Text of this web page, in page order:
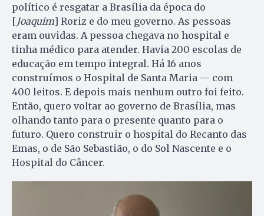
político é resgatar a Brasília da época do
[ Joaquim] Roriz e do meu governo. As pessoas
eram ouvidas. A pessoa chegava no hospital e
tinha médico para atender. Havia 200 escolas de
educação em tempo integral. Há 16 anos
construímos o Hospital de Santa Maria — com
400 leitos. E depois mais nenhum outro foi feito.
Então, quero voltar ao governo de Brasília, mas
olhando tanto para o presente quanto para o
futuro. Quero construir o hospital do Recanto das
Emas, o de São Sebastião, o do Sol Nascente e o
Hospital do Câncer.